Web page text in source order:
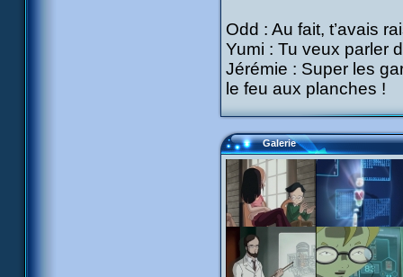
Odd : Au fait, t’avais
Yumi : Tu veux parler
Jérémie : Super les
le feu aux planches !
Galerie